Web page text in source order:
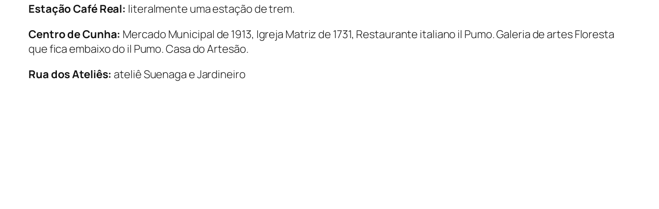
Estação Café Real: literalmente uma estação de trem.
Centro de Cunha: Mercado Municipal de 1913, Igreja Matriz de 1731, Restaurante italiano il Pumo. Galeria de artes Floresta
que fica embaixo do il Pumo. Casa do Artesão.
Rua dos Ateliês: ateliê Suenaga e Jardineiro